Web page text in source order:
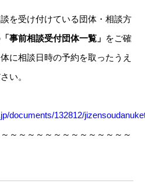
を受け付けている団体・相談方
「事前相談受付団体一覧」 をご確
に相談日時の予約を取ったうえ
い。
documents/132812/
～～～～～～～～～～～～～～